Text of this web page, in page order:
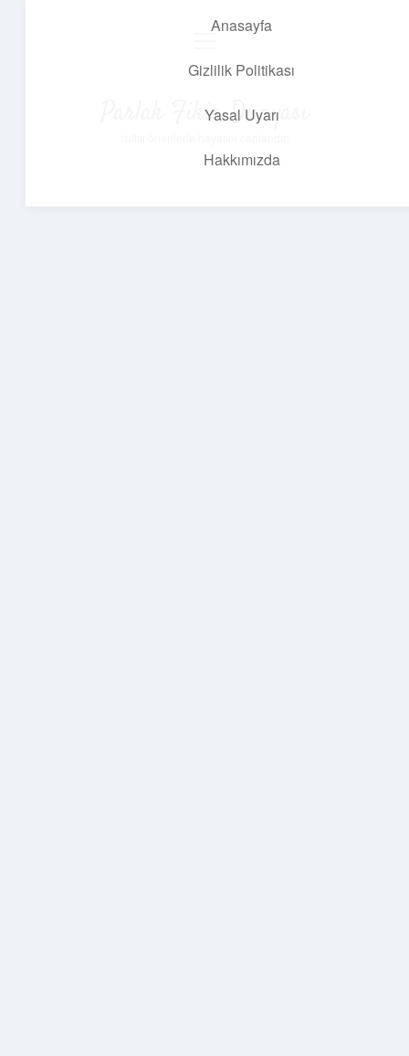
Anasayfa
Gizlilik Politikası
Yasal Uyarı
Hakkımızda
Parlak Fikir Dünyası